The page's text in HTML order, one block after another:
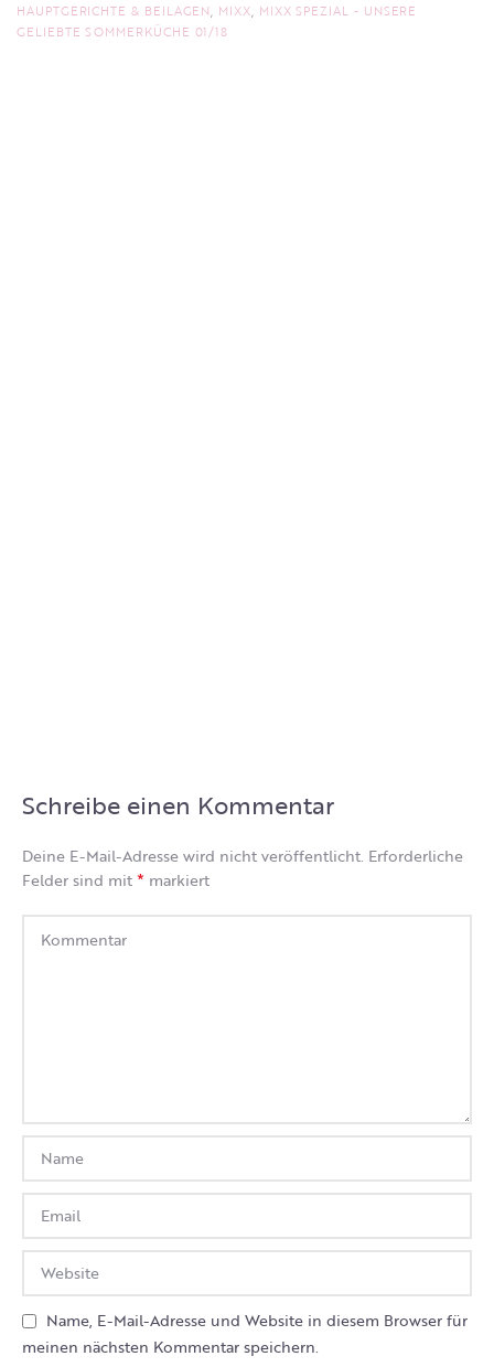
HAUPTGERICHTE & BEILAGEN, MIXX, MIXX SPEZIAL - UNSERE
GELIEBTE SOMMERKÜCHE 01/18
Schreibe einen Kommentar
Deine E-Mail-Adresse wird nicht veröffentlicht. Erforderliche
Felder sind mit* markiert
Name, E-Mail-Adresse und Website in diesem Browser für
meinen nächsten Kommentar speichern.